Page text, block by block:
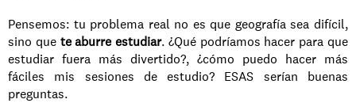
Pensemos: tu problema real no es que geografía sea difícil,
sino que te aburre estudiar. ¿Qué podríamos hacer para que
estudiar fuera más divertido?, ¿cómo puedo hacer más
fáciles mis sesiones de estudio? ESAS serían buenas
preguntas.